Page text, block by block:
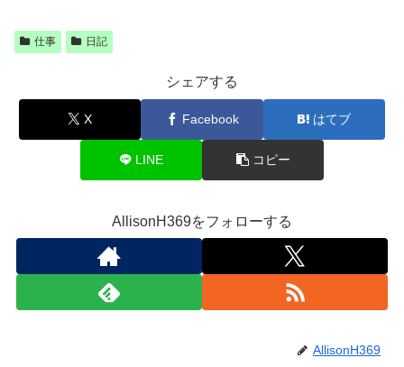
仕事 日記
シェアする
X Facebook はてブ
LINE コピー
AllisonH369をフォローする
AllisonH369